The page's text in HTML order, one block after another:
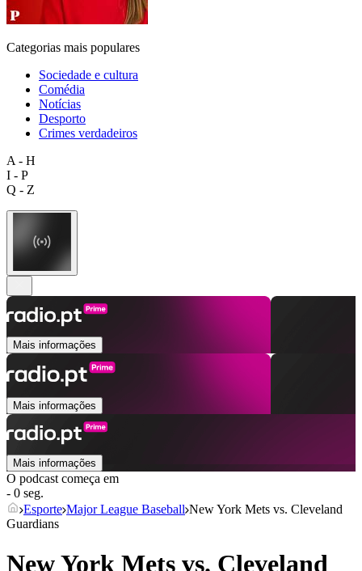
Categorias mais populares
Sociedade e cultura
Comédia
Notícias
Desporto
Crimes verdadeiros
A - H
I - P
Q - Z
Mais informações
Mais informações
Mais informações
O podcast começa em
- 0 seg.
Esporte Major League Baseball New York Mets vs. Cleveland
Guardians
New York Mets vs. Cleveland